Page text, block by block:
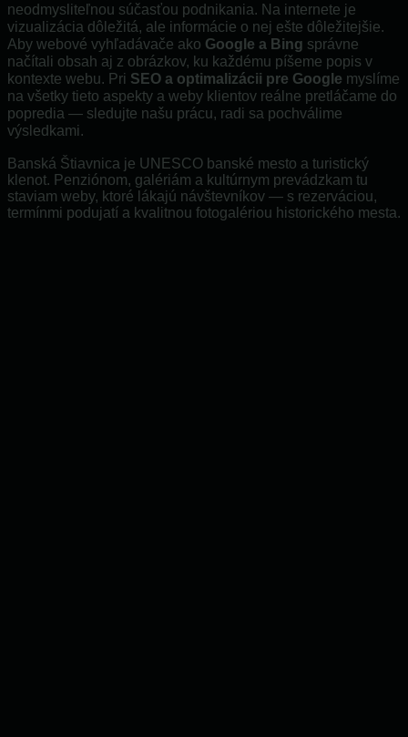
neodmysliteľnou súčasťou podnikania. Na internete je
vizualizácia dôležitá, ale informácie o nej ešte dôležitejšie.
Aby webové vyhľadávače ako Google a Bing správne
načítali obsah aj z obrázkov, ku každému píšeme popis v
kontexte webu. Pri SEO a optimalizácii pre Google myslíme
na všetky tieto aspekty a weby klientov reálne pretláčame do
popredia — sledujte našu prácu, radi sa pochválime
výsledkami.
Banská Štiavnica je UNESCO banské mesto a turistický
klenot. Penziónom, galériám a kultúrnym prevádzkam tu
staviam weby, ktoré lákajú návštevníkov — s rezerváciou,
termínmi podujatí a kvalitnou fotogalériou historického mesta.